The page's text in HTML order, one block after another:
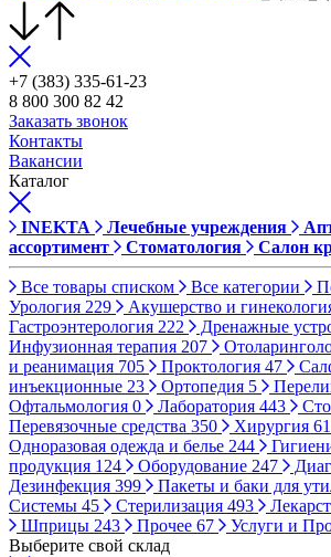
+7 (383) 335-61-23
8 800 300 82 42
Заказать звонок
Контакты
Вакансии
Каталог
INEKTA Лечебные учреждения
ассортимент
Стоматология Салон
Все товары списком Все категории
Урология 229 Акушерство и
Гастроэнтерология 222 Дренажные
Инфузионная терапия 207
и реанимация 705 Проктология 47
инъекционные 23 Ортопедия 5
Офтальмология 0 Лаборатория 443
Перевязочные средства 350 Хирургия
Одноразовая одежда и белье 244
продукция 124 Оборудование 247
Дезинфекция 399 Пакеты и баки для
Системы 45 Стерилизация 493
Шприцы 243 Прочее 67 Услуги и
Выберите свой склад